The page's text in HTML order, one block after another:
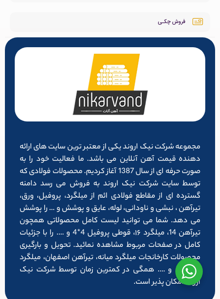
فروش چکـی
مجموعه شرکت نیک اروند یکی از معتبر ترین سایت های ارائه
دهنده قیمت آهن آنلاین می باشد. ما فعالیت خود را به
صورت حرفه ای از سال 1387 آغاز کردیم. محصولات فولادی که
توسط سایت شرکت نیک اروند به فروش می رسد دامنه
گسترده ای از مقاطع فولادی ائم از میلگرد، پروفیل، ورق،
تیرآهن ، نبشی و ناودانی، لوله، عایق و پوشش و … را پوشش
می دهد. شما می توانید لیست کامل محصولاتی همچون
تیرآهن 14، میلگرد ۱۶، قوطی پروفیل 4*4 و …. را با جزئیات
کامل در صفحات مربوط مشاهده نمائید. تحویل و بارگیری
محصولات کارخانجات میلگرد میانه، تیرآهن اصفهان، میلگرد
شاهرود و …. همگی در کمترین زمان توسط شرکت نیک
اروند امکان پذیر است.